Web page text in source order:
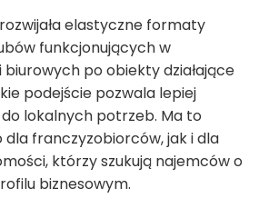
elastyczne formaty
funkcjonujących w
biurowych po obiekty działające
podejście pozwala lepiej
lokalnych potrzeb. Ma to
dla franczyzobiorców, jak i dla
którzy szukują najemców o
biznesowym.